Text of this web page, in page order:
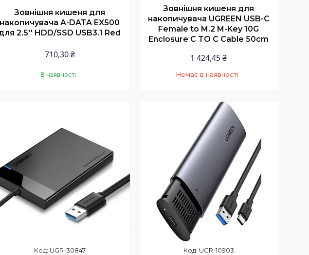
Зовнішня кишеня для
накопичувача A-DATA EX500
2.5'' HDD/SSD USB3.1 Red
710,30 ₴
В наявності
Зовнішня кишеня для
накопичувача UGREEN USB-C
Female to M.2 M-Key 10G
Enclosure C TO C Cable 50cm
1 424,45 ₴
Немає в наявності
+380 (97) 352-73-89
UGR-30847 UGR-10903